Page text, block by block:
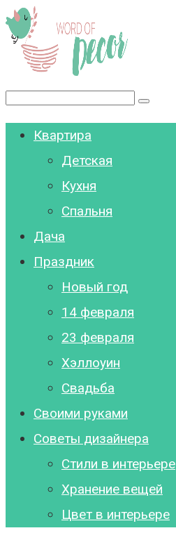
Перейти
к
контенту
Поиск:
Квартира
Детская
Кухня
Спальня
Дача
Праздник
Новый год
14 февраля
23 февраля
Хэллоуин
Свадьба
Своими руками
Советы дизайнера
Стили в интерьере
Хранение вещей
Цвет в интерьере